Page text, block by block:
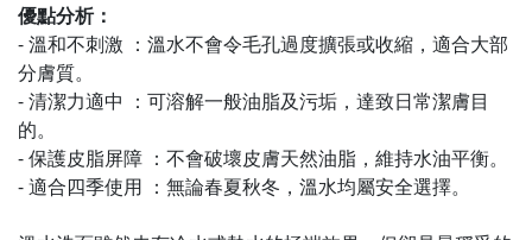
優點分析：
- 溫和不刺激 ：溫水不會令毛孔過度擴張或收縮，適合大部
分膚質。
- 清潔力適中 ：可溶解一般油脂及污垢，達致日常潔膚目
的。
- 保護皮脂屏障 ：不會破壞皮膚天然油脂，維持水油平衡。
- 適合四季使用 ：無論春夏秋冬，溫水均屬安全選擇。